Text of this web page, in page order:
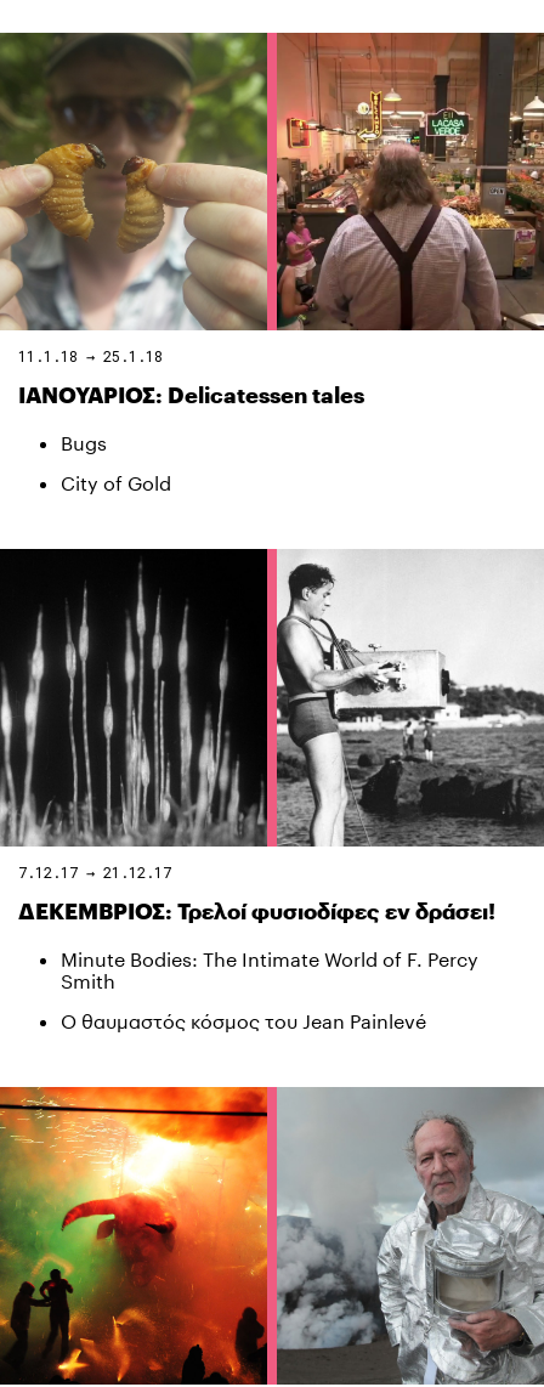
11.1.18 → 25.1.18
ΙΑΝΟΥΑΡΙΟΣ: Delicatessen tales
Bugs
City of Gold
7.12.17 → 21.12.17
ΔΕΚΕΜΒΡΙΟΣ: Τρελοί φυσιοδίφες εν δράσει!
Minute Bodies: The Intimate World of F. Percy
Smith
Ο θαυμαστός κόσμος του Jean Painlevé